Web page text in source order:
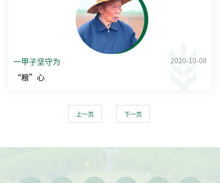
2020-10-08
一甲子坚守为
“粮”心
上一页 下一页